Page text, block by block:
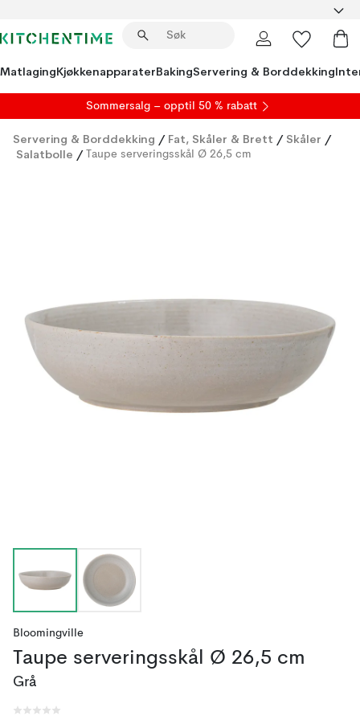
MatlagingKjøkkenapparaterBakingServering & Borddekking
Sommersalg – opptil 50 % rabatt
Servering & Borddekking / Fat, Skåler & Brett / Skåler /
Salatbolle / Taupe serveringsskål Ø 26,5 cm
Bloomingville
Taupe serveringsskål Ø 26,5 cm
Grå